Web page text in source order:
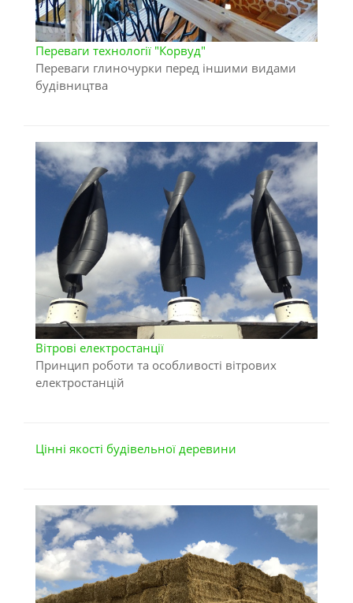
Переваги технології "Корвуд"
Переваги глиночурки перед іншими видами
будівництва
Вітрові електростанції
Принцип роботи та особливості вітрових
електростанцій
Цінні якості будівельної деревини